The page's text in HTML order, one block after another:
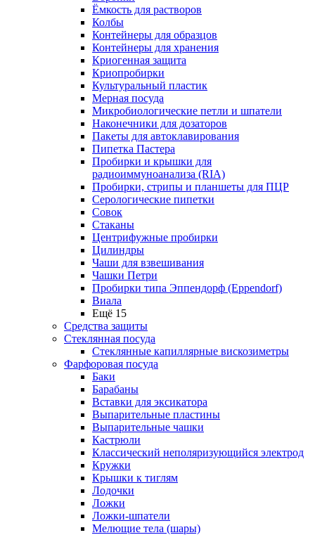
Ёмкость для растворов
Колбы
Контейнеры для образцов
Контейнеры для хранения
Криогенная защита
Криопробирки
Культуральный пластик
Мерная посуда
Микробиологические петли и шпатели
Наконечники для дозаторов
Пакеты для автоклавирования
Пипетка Пастера
Пробирки и крышки для
радиоиммуноанализа (RIA)
Пробирки, стрипы и планшеты для ПЦР
Серологические пипетки
Совок
Стаканы
Центрифужные пробирки
Цилиндры
Чаши для взвешивания
Чашки Петри
Пробирки типа Эппендорф (Eppendorf)
Виала
Ещё 15
Средства защиты
Стеклянная посуда
Стеклянные капиллярные вискозиметры
Фарфоровая посуда
Баки
Барабаны
Вставки для эксикатора
Выпарительные пластины
Выпарительные чашки
Кастрюли
Классический неполяризующийся электрод
Кружки
Крышки к тиглям
Лодочки
Ложки
Ложки-шпатели
Мелющие тела (шары)